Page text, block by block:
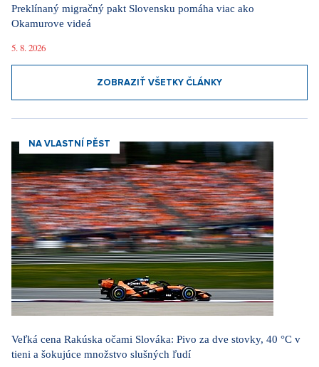
Preklínaný migračný pakt Slovensku pomáha viac ako
Okamurove videá
5. 8. 2026
ZOBRAZIŤ VŠETKY ČLÁNKY
NA VLASTNÍ PĚST
Veľká cena Rakúska očami Slováka: Pivo za dve stovky, 40 °C v
tieni a šokujúce množstvo slušných ľudí